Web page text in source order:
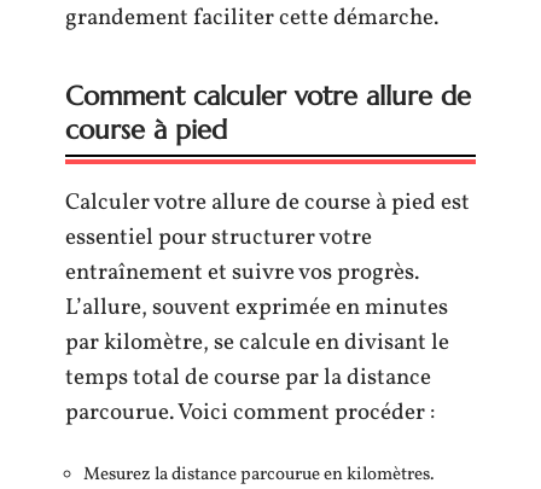
grandement faciliter cette démarche.
Comment calculer votre allure de
course à pied
Calculer votre allure de course à pied est
essentiel pour structurer votre
entraînement et suivre vos progrès.
L’allure, souvent exprimée en minutes
par kilomètre, se calcule en divisant le
temps total de course par la distance
parcourue. Voici comment procéder :
Mesurez la distance parcourue en kilomètres.